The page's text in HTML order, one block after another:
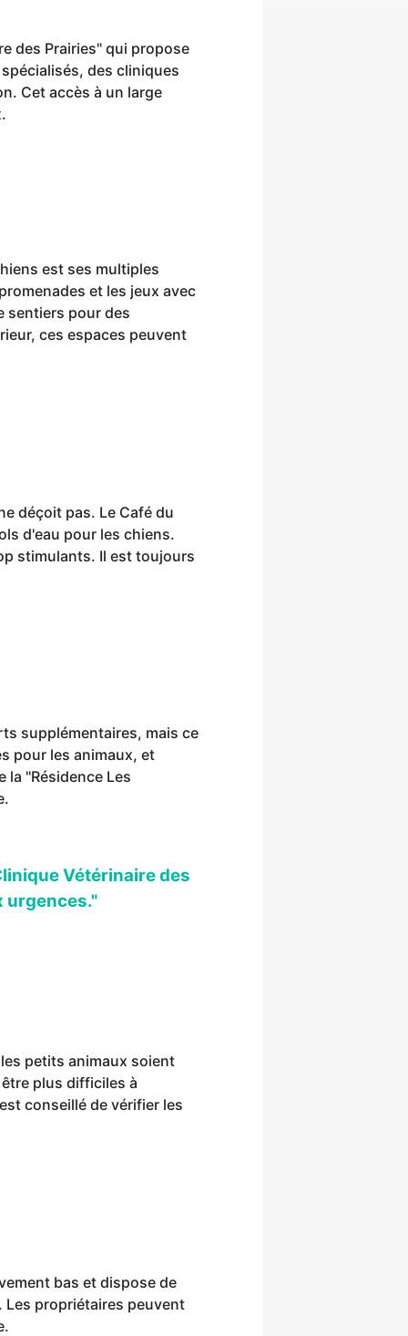
des Prairies" qui propose
des cliniques
Cet accès à un large
est ses multiples
et les jeux avec
sentiers pour des
ces espaces peuvent
déçoit pas. Le Café du
d'eau pour les chiens.
stimulants. Il est toujours
supplémentaires, mais ce
pour les animaux, et
"Résidence Les
Vétérinaire des
urgences."
petits animaux soient
plus difficiles à
conseillé de vérifier les
bas et dispose de
propriétaires peuvent